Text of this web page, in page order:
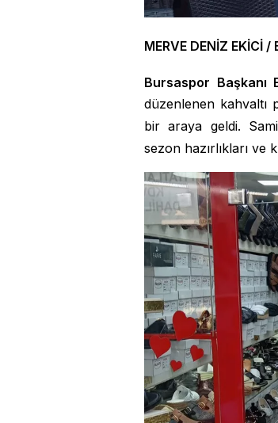
MERVE DENİZ EKİCİ /
Bursaspor Başkanı
düzenlenen kahvaltı
bir araya geldi.
sezon hazırlıkları